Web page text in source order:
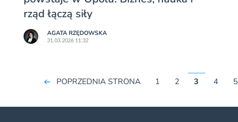
rząd łączą siły
AGATA RZĘDOWSKA
31.03.2026 11:32
POPRZEDNIA STRONA 1 2 3 4 5